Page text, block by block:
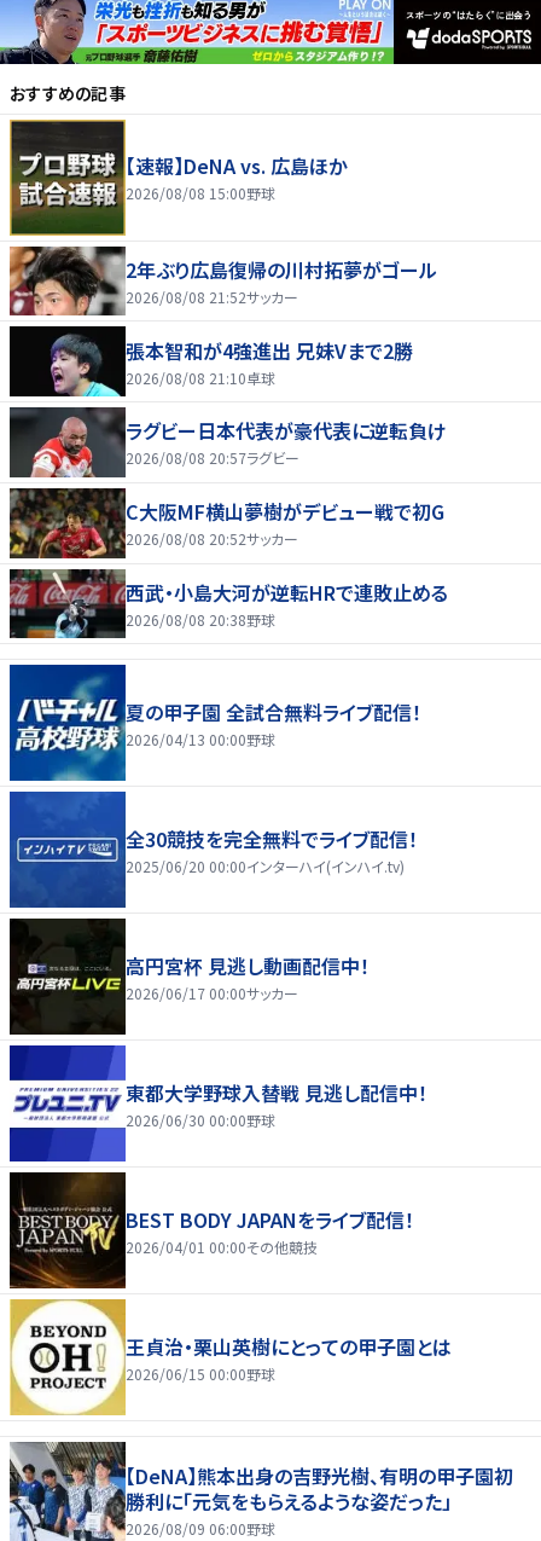
おすすめの記事
【速報】DeNA vs. 広島ほか
2026/08/08 15:00野球
2年ぶり広島復帰の川村拓夢がゴール
2026/08/08 21:52サッカー
張本智和が4強進出 兄妹Vまで2勝
2026/08/08 21:10卓球
ラグビー日本代表が豪代表に逆転負け
2026/08/08 20:57ラグビー
C大阪MF横山夢樹がデビュー戦で初G
2026/08/08 20:52サッカー
西武・小島大河が逆転HRで連敗止める
2026/08/08 20:38野球
夏の甲子園 全試合無料ライブ配信！
2026/04/13 00:00野球
全30競技を完全無料でライブ配信！
2025/06/20 00:00インターハイ(インハイ.tv)
高円宮杯 見逃し動画配信中！
2026/06/17 00:00サッカー
東都大学野球入替戦 見逃し配信中！
2026/06/30 00:00野球
BEST BODY JAPANをライブ配信！
2026/04/01 00:00その他競技
王貞治・栗山英樹にとっての甲子園とは
2026/06/15 00:00野球
【DeNA】熊本出身の吉野光樹、有明の甲子園初
勝利に「元気をもらえるような姿だった」
2026/08/09 06:00野球